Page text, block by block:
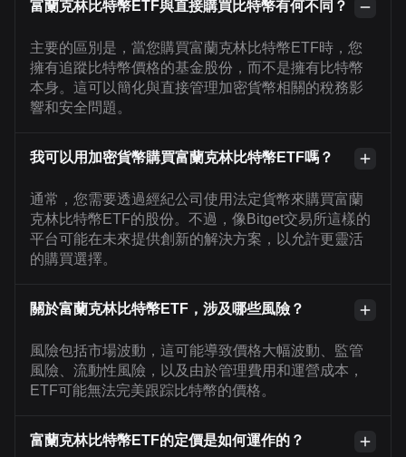
富蘭克林比特幣ETF與直接購買比特幣有何不同？
主要的區別是，當您購買富蘭克林比特幣ETF時，您
擁有追蹤比特幣價格的基金股份，而不是擁有比特幣
本身。這可以簡化與直接管理加密貨幣相關的稅務影
響和安全問題。
我可以用加密貨幣購買富蘭克林比特幣ETF嗎？
通常，您需要透過經紀公司使用法定貨幣來購買富蘭
克林比特幣ETF的股份。不過，像Bitget交易所這樣的
平台可能在未來提供創新的解決方案，以允許更靈活
的購買選擇。
關於富蘭克林比特幣ETF，涉及哪些風險？
風險包括市場波動，這可能導致價格大幅波動、監管
風險、流動性風險，以及由於管理費用和運營成本，
ETF可能無法完美跟踪比特幣的價格。
富蘭克林比特幣ETF的定價是如何運作的？